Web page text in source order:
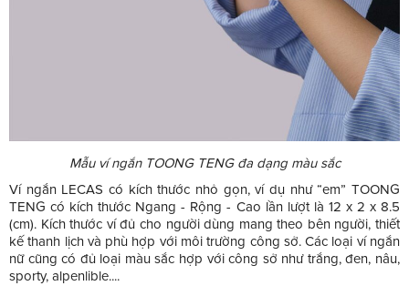
Mẫu ví ngắn TOONG TENG đa dạng màu sắc
Ví ngắn LECAS có kích thước nhỏ gọn, ví dụ như “em” TOONG
TENG có kích thước Ngang - Rộng - Cao lần lượt là 12 x 2 x 8.5
(cm). Kích thước ví đủ cho người dùng mang theo bên người, thiết
kế thanh lịch và phù hợp với môi trường công sở. Các loại ví ngắn
nữ cũng có đủ loại màu sắc hợp với công sở như trắng, đen, nâu,
sporty, alpenlible....